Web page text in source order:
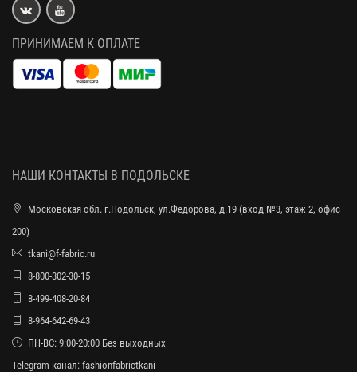
ПРИНИМАЕМ К ОПЛАТЕ
НАШИ КОНТАКТЫ В ПОДОЛЬСКЕ
Московская обл. г.Подольск, ул.Федорова, д.19 (вход №3, этаж 2, офис
200)
tkani@f-fabric.ru
8-800-302-30-15
8-499-408-20-84
8-964-642-69-43
ПН-ВС: 9:00-20:00 Без выходных
Telegram-канал: fashionfabrictkani